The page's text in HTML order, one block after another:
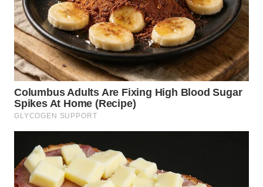
TENGAH
WN DELI
SERDANG
WN
TEBING
TINGGI
PAKPAK
WN